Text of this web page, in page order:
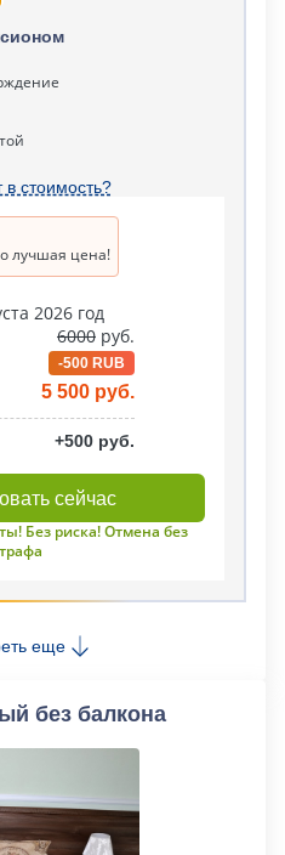
в стоимость?
лучшая цена!
2026 год
6000 руб.
-500 RUB
5 500 руб.
+500 руб.
сейчас
Без риска! Отмена без
еще
без балкона